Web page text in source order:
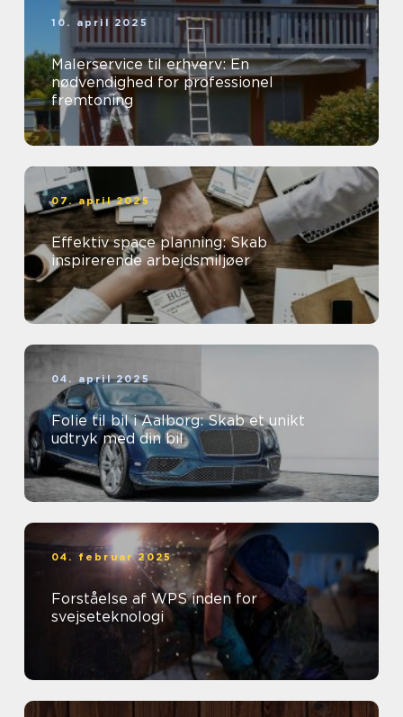
10. april 2025
Malerservice til erhverv: En
nødvendighed for professionel
fremtoning
07. april 2025
Effektiv space planning: Skab
inspirerende arbejdsmiljøer
04. april 2025
Folie til bil i Aalborg: Skab et unikt
udtryk med din bil
04. februar 2025
Forståelse af WPS inden for
svejseteknologi